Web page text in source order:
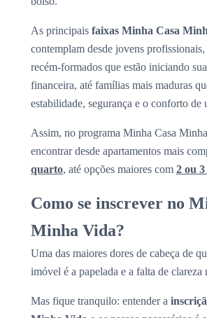
As principais faixas Minha Casa
contemplam desde jovens profissionais,
recém-formados que estão iniciando
financeira, até famílias mais maduras
estabilidade, segurança e o conforto
Assim, no programa Minha Casa
encontrar desde apartamentos mais
quarto, até opções maiores com 2 ou
Como se inscrever no
Minha Vida?
Uma das maiores dores de cabeça de
imóvel é a papelada e a falta de clareza
Mas fique tranquilo: entender a